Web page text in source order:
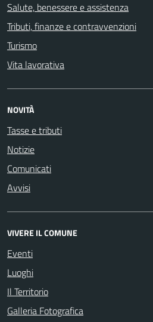
Salute, benessere e assistenza
Tributi, finanze e contravvenzioni
Turismo
Vita lavorativa
NOVITÀ
Tasse e tributi
Notizie
Comunicati
Avvisi
VIVERE IL COMUNE
Eventi
Luoghi
Il Territorio
Galleria Fotografica